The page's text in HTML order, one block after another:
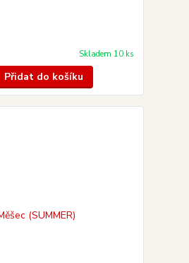
Skladem 10 ks
Přidat do košíku